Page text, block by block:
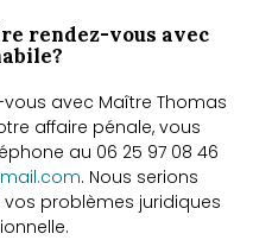
rendez-vous avec
avec Maître Thomas
affaire pénale, vous
au 06 25 97 08 46
. Nous serions
problèmes juridiques